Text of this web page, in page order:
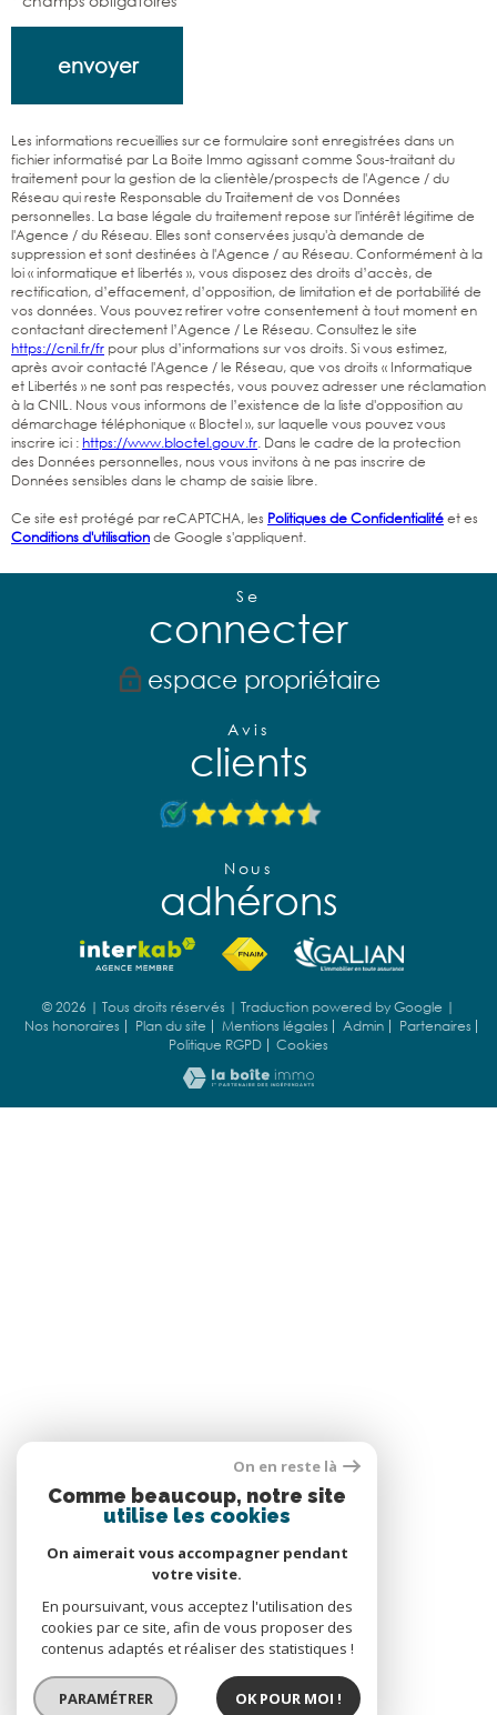
envoyer
Les informations recueillies sur ce formulaire sont enregistrées dans un
fichier informatisé par La Boite Immo agissant comme Sous-traitant du
traitement pour la gestion de la clientèle/prospects de l'Agence / du
Réseau qui reste Responsable du Traitement de vos Données
personnelles. La base légale du traitement repose sur l'intérêt légitime de
l'Agence / du Réseau. Elles sont conservées jusqu'à demande de
suppression et sont destinées à l'Agence / au Réseau. Conformément à la
loi « informatique et libertés », vous disposez des droits d’accès, de
rectification, d’effacement, d’opposition, de limitation et de portabilité de
vos données. Vous pouvez retirer votre consentement à tout moment en
contactant directement l’Agence / Le Réseau. Consultez le site
https://cnil.fr/fr pour plus d’informations sur vos droits. Si vous estimez,
après avoir contacté l'Agence / le Réseau, que vos droits « Informatique
et Libertés » ne sont pas respectés, vous pouvez adresser une réclamation
à la CNIL. Nous vous informons de l’existence de la liste d'opposition au
démarchage téléphonique « Bloctel », sur laquelle vous pouvez vous
inscrire ici : https://www.bloctel.gouv.fr. Dans le cadre de la protection
des Données personnelles, nous vous invitons à ne pas inscrire de
Données sensibles dans le champ de saisie libre.
Ce site est protégé par reCAPTCHA, les Politiques de Confidentialitéet es
Conditions d'utilisationde Google s'appliquent.
Se
connecter
espace propriétaire
Avis
clients
Nous
adhérons
© 2026 | Tous droits réservés | Traduction powered by Google |
Nos honoraires
Plan du site Mentions légales Admin
Partenaires
Politique RGPD
Cookies
On en reste là
Comme beaucoup, notre site
utilise les cookies
On aimerait vous accompagner pendant
votre visite.
En poursuivant, vous acceptez l'utilisation des
cookies par ce site, afin de vous proposer des
contenus adaptés et réaliser des statistiques !
PARAMÉTRER OK POUR MOI !